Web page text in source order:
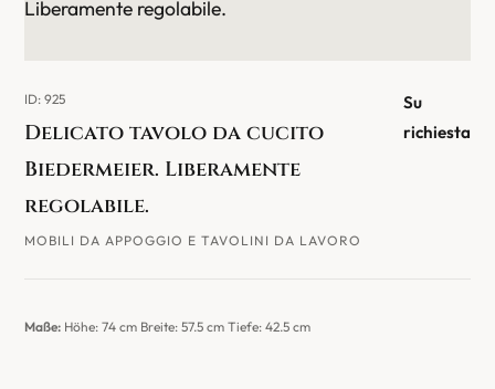
ID: 925
Delicato tavolo da cucito
Biedermeier. Liberamente
regolabile.
MOBILI DA APPOGGIO E TAVOLINI DA LAVORO
Su
richiesta
Maße: Höhe: 74 cm Breite: 57.5 cm Tiefe: 42.5 cm